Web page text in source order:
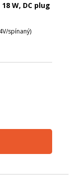
W, DC plug
spínaný)